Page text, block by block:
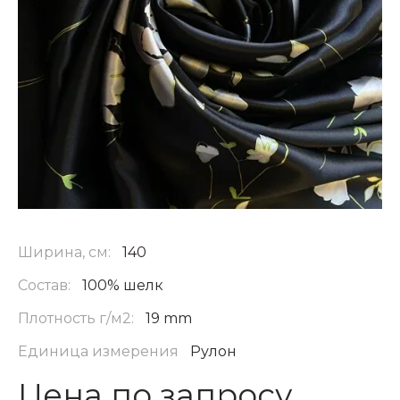
Ширина, см:
140
Состав:
100% шелк
Плотность г/м2:
19 mm
Единица измерения
Рулон